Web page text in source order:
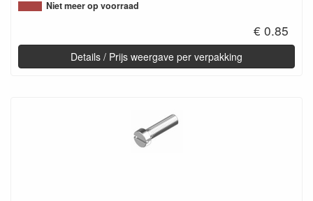
Niet meer op voorraad
€ 0.85
Details / Prijs weergave per verpakking